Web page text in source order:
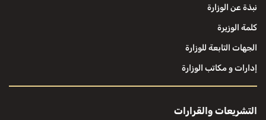
نبذة عن الوزارة
كلمة الوزيرة
الجهات التابعة للوزارة
إدارات و مكاتب الوزارة
التشريعات والقرارات